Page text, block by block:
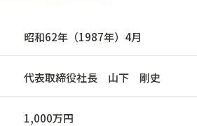
昭和62年（1987年）4月
代表取締役社長 山下 剛史
1,000万円